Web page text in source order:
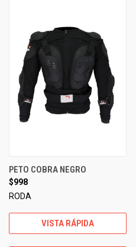
PETO COBRA NEGRO
$998
RODA
VISTA RÁPIDA